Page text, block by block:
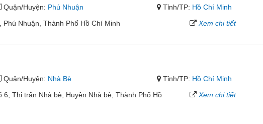
Quận/Huyện: Phú Nhuận Tỉnh/TP: Hồ Chí Minh
Nhuận, Thành Phố Hồ Chí Minh
Xem chi tiết
Quận/Huyện: Nhà Bè Tỉnh/TP: Hồ Chí Minh
6, Thị trấn Nhà bè, Huyện Nhà bè, Thành Phố Hồ
Xem chi tiết